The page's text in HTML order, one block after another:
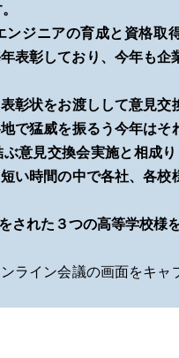
ンジニアの育成と資格取
表彰しており、今年も企
彰状をお渡しして意見交
で猛威を振るう今年はそ
意見交換会実施と相成
い時間の中で各社、各校
された３つの高等学校様
ライン会議の画面をキャ